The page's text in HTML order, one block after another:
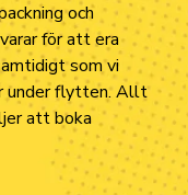
ackning och
vararförattera
amtidigtsomvi
underfytten.Allt
jerattboka